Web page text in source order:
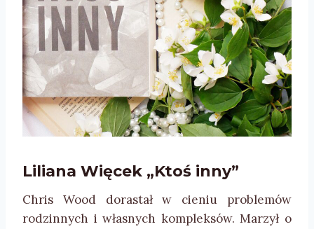
Liliana Więcek „Ktoś inny”
Chris Wood dorastał w cieniu problemów
rodzinnych i własnych kompleksów. Marzył o